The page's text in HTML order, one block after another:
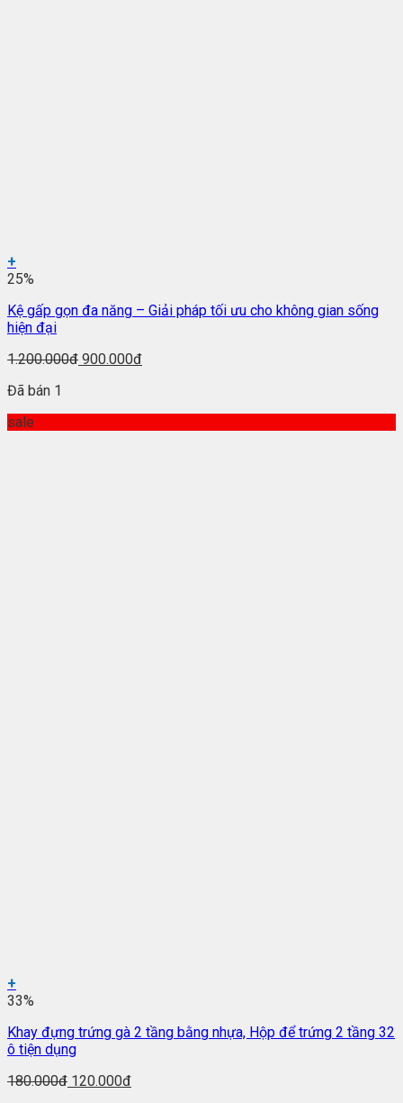
+
25%
Kệ gấp gọn đa năng – Giải pháp tối ưu cho không gian sống
hiện đại
1.200.000đ 900.000đ
Đã bán 1
sale
+
33%
Khay đựng trứng gà 2 tầng bằng nhựa, Hộp để trứng 2 tầng 32
ô tiện dụng
180.000đ 120.000đ